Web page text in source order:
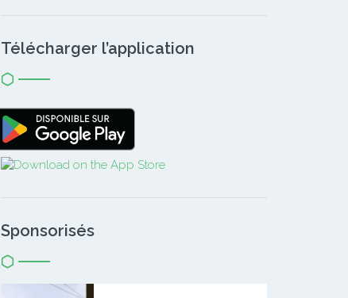
Télécharger l’application
Sponsorisés